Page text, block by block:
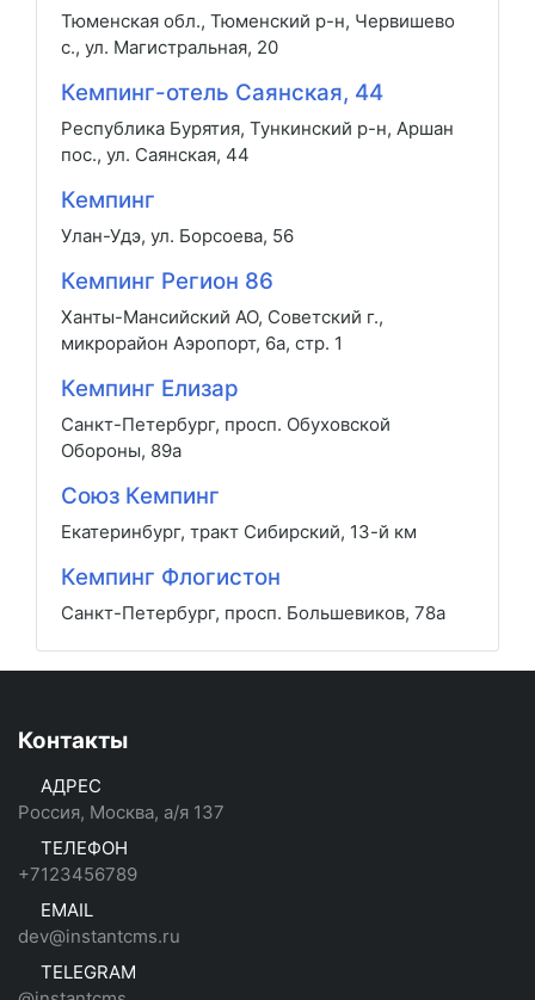
Тюменская обл., Тюменский р-н, Червишево
с., ул. Магистральная, 20
Кемпинг-отель Саянская, 44
Республика Бурятия, Тункинский р-н, Аршан
пос., ул. Саянская, 44
Кемпинг
Улан-Удэ, ул. Борсоева, 56
Кемпинг Регион 86
Ханты-Мансийский АО, Советский г.,
микрорайон Аэропорт, 6а, стр. 1
Кемпинг Елизар
Санкт-Петербург, просп. Обуховской
Обороны, 89а
Союз Кемпинг
Екатеринбург, тракт Сибирский, 13-й км
Кемпинг Флогистон
Санкт-Петербург, просп. Большевиков, 78а
Контакты
АДРЕС
Россия, Москва, а/я 137
ТЕЛЕФОН
+7123456789
EMAIL
dev@instantcms.ru
TELEGRAM